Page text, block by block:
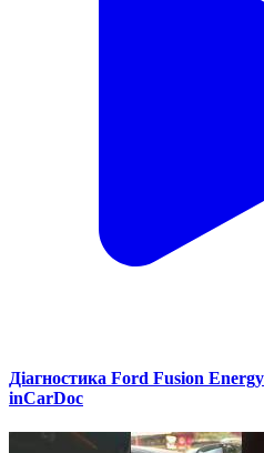
Діагностика Ford Fusion
inCarDoc